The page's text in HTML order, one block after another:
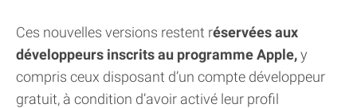
Ces nouvelles versions restent réservées aux
développeurs inscrits au programme Apple,y
compris ceux disposant d’un compte développeur
gratuit, à condition d’avoir activé leur profil